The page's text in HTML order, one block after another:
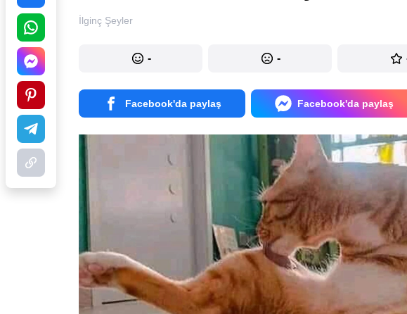
İlginç Şeyler
- -
Facebook'da paylaş Facebook'da paylaş